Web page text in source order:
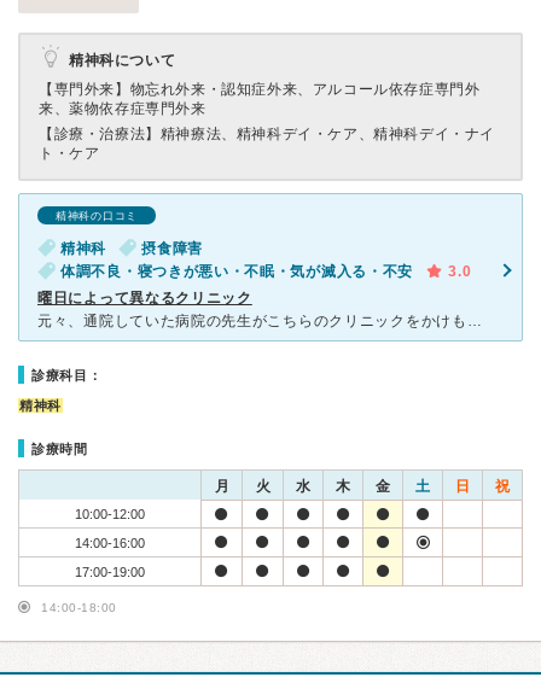
精神科について
【専門外来】 物忘れ外来・認知症外来、アルコール依存症専門外
来、薬物依存症専門外来
【診療・治療法】 精神療法、精神科デイ・ケア、精神科デイ・ナイ
ト・ケア
精神科の口コミ
精神科
摂食障害
体調不良・寝つきが悪い・不眠・気が滅入る・不安
3.0
曜日によって異なるクリニック
元々、通院していた病院の先生がこちらのクリニックをかけもちされているということで、病院をこちらにしました。 クリニック自体は、駅から少し歩くのですが、一本路地裏に入るので人目も気にせず通院ができ
診療科目：
精神科
診療時間
月 火 水 木 金 土 日 祝
10:00-12:00
14:00-16:00
17:00-19:00
14:00-18:00